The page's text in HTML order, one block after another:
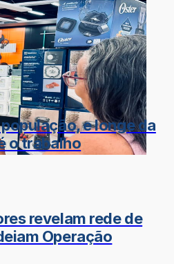
e longe da
o trabalho
revelam rede de
Operação